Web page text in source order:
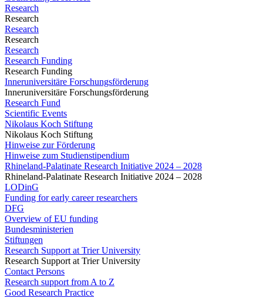
Research
Research
Research
Research
Research
Research Funding
Research Funding
Inneruniversitäre Forschungsförderung
Inneruniversitäre Forschungsförderung
Research Fund
Scientific Events
Nikolaus Koch Stiftung
Nikolaus Koch Stiftung
Hinweise zur Förderung
Hinweise zum Studienstipendium
Rhineland-Palatinate Research Initiative 2024 – 2028
Rhineland-Palatinate Research Initiative 2024 – 2028
LODinG
Funding for early career researchers
DFG
Overview of EU funding
Bundesministerien
Stiftungen
Research Support at Trier University
Research Support at Trier University
Contact Persons
Research support from A to Z
Good Research Practice